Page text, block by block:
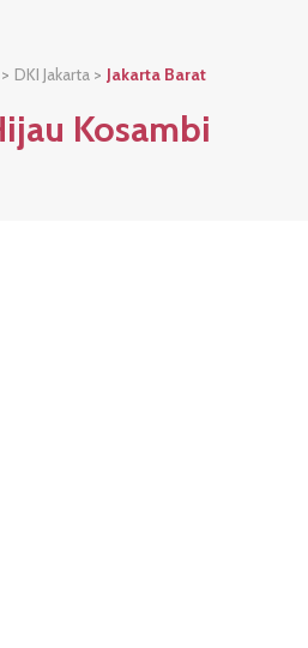
DKI Jakarta > Jakarta Barat
Kosambi